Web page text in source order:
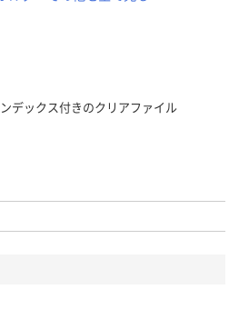
ンデックス付きのクリアファイル